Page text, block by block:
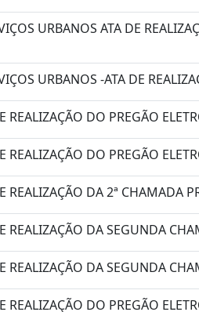
URBANOS ATA DE
URBANOS -ATA DE
REALIZAÇÃO DO PREGÃO
REALIZAÇÃO DO PREGÃO
REALIZAÇÃO DA 2ª CHAMADA
REALIZAÇÃO DA SEGUNDA
REALIZAÇÃO DA SEGUNDA
REALIZAÇÃO DO PREGÃO